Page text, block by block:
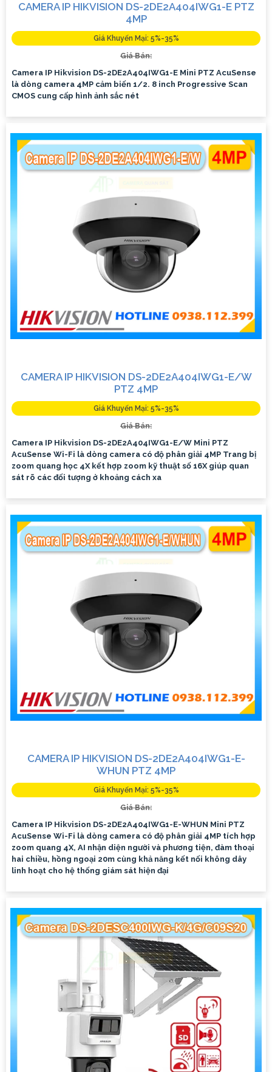
CAMERA IP HIKVISION DS-2DE2A404IWG1-E PTZ
4MP
Giá Khuyến Mại: 5%-35%
Giá Bán:
Camera IP Hikvision DS-2DE2A404IWG1-E Mini PTZ AcuSense
là dòng camera 4MP cảm biến 1/2. 8 inch Progressive Scan
CMOS cung cấp hình ảnh sắc nét
CAMERA IP HIKVISION DS-2DE2A404IWG1-E/W
PTZ 4MP
Giá Khuyến Mại: 5%-35%
Giá Bán:
Camera IP Hikvision DS-2DE2A404IWG1-E/W Mini PTZ
AcuSense Wi-Fi là dòng camera có độ phân giải 4MP Trang bị
zoom quang học 4X kết hợp zoom kỹ thuật số 16X giúp quan
sát rõ các đối tượng ở khoảng cách xa
CAMERA IP HIKVISION DS-2DE2A404IWG1-E-
WHUN PTZ 4MP
Giá Khuyến Mại: 5%-35%
Giá Bán:
Camera IP Hikvision DS-2DE2A404IWG1-E-WHUN Mini PTZ
AcuSense Wi-Fi là dòng camera có độ phân giải 4MP tích hợp
zoom quang 4X, AI nhận diện người và phương tiện, đàm thoại
hai chiều, hồng ngoại 20m cùng khả năng kết nối không dây
linh hoạt cho hệ thống giám sát hiện đại